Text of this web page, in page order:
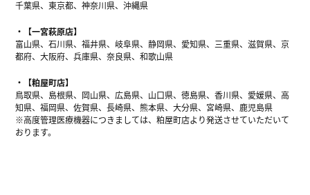
千葉県、東京都、神奈川県、沖縄県
【一宮萩原店】
富山県、石川県、福井県、岐阜県、静岡県、愛知県、三重県、滋賀県、京
都府、大阪府、兵庫県、奈良県、和歌山県
【粕屋町店】
鳥取県、島根県、岡山県、広島県、山口県、徳島県、香川県、愛媛県、高
知県、福岡県、佐賀県、長崎県、熊本県、大分県、宮崎県、鹿児島県
※高度管理医療機器につきましては、粕屋町店より発送させていただいて
おります。